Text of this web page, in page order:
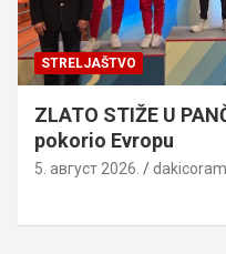
MANIFESTACIJE
STARČEVO: Traju
očekuje od 4. do 10.
3. август 2026.